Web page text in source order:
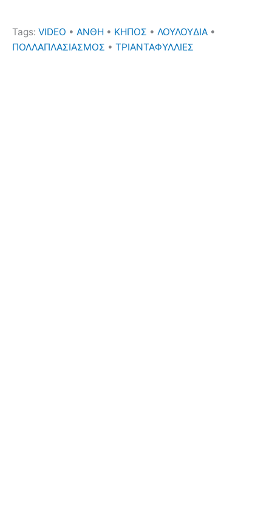
Tags: VIDEO • ΑΝΘΗ • ΚΗΠΟΣ • ΛΟΥΛΟΥΔΙΑ •
ΠΟΛΛΑΠΛΑΣΙΑΣΜΟΣ • ΤΡΙΑΝΤΑΦΥΛΛΙΕΣ